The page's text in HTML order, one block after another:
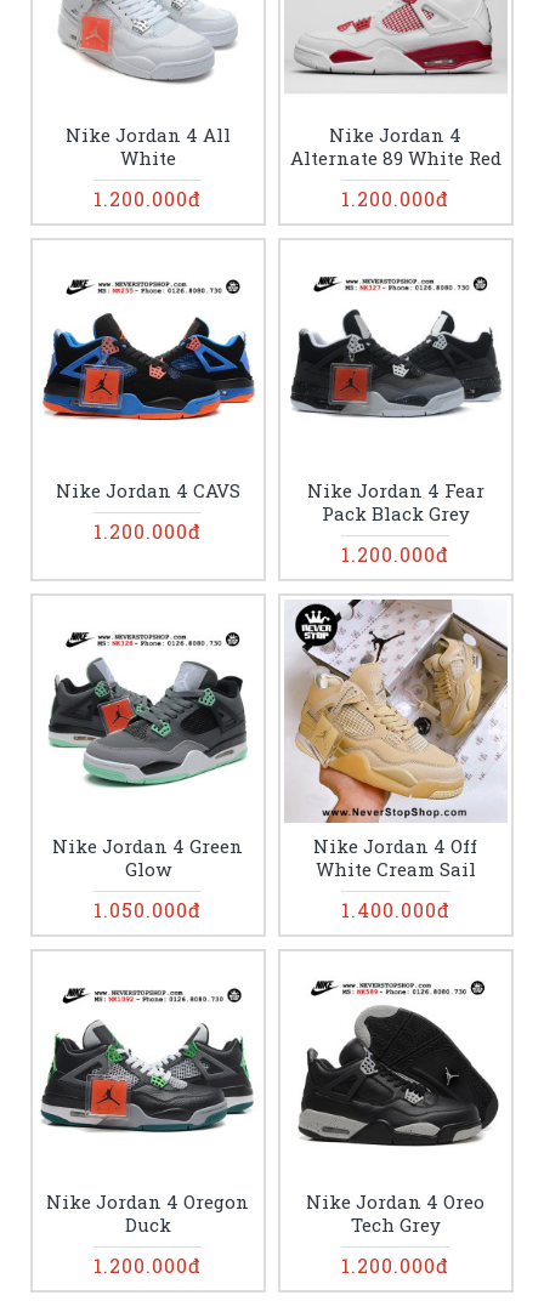
Nike Jordan 4 All
White
1.200.000đ
Nike Jordan 4
Alternate 89 White Red
1.200.000đ
Nike Jordan 4 CAVS
1.200.000đ
Nike Jordan 4 Fear
Pack Black Grey
1.200.000đ
Nike Jordan 4 Green
Glow
1.050.000đ
Nike Jordan 4 Off
White Cream Sail
1.400.000đ
Nike Jordan 4 Oregon
Duck
1.200.000đ
Nike Jordan 4 Oreo
Tech Grey
1.200.000đ